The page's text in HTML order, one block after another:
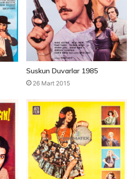
Suskun Duvarlar 1985
26 Mart 2015